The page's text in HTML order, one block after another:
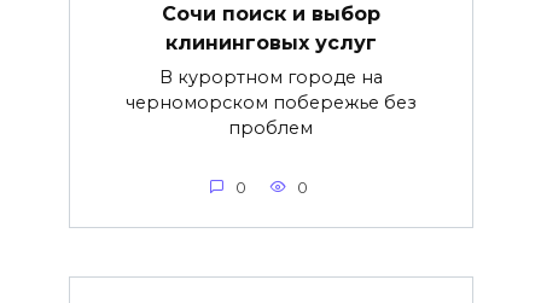
Сочи поиск и выбор
клининговых услуг
В курортном городе на
черноморском побережье без
проблем
0 0